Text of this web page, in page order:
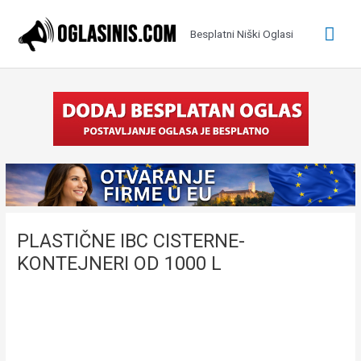
sadržaj
Besplatni Niški Oglasi
PLASTIČNE IBC CISTERNE-
KONTEJNERI OD 1000 L